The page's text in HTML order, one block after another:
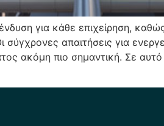
για κάθε επιχείρηση,
απαιτήσεις για
ακόμη πιο σημαντική. Σε